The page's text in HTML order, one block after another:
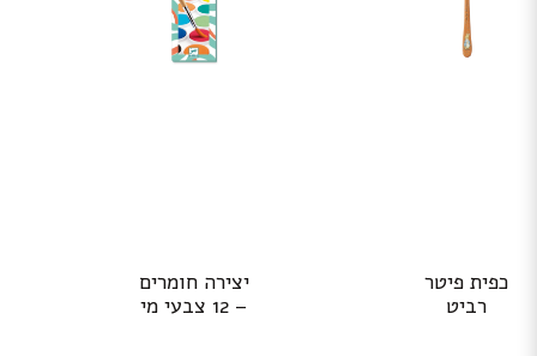
כפית פיטר
רביט
יצירה חומרים
– 12 צבעי מי